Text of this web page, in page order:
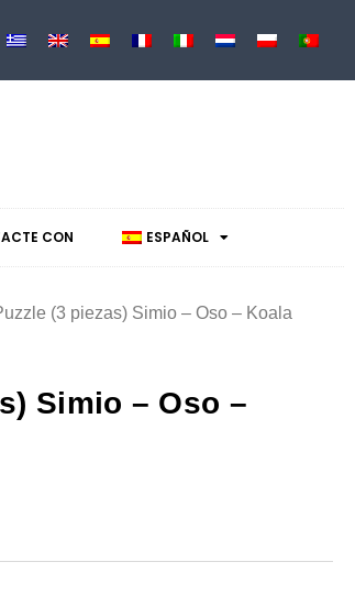
CON ESPAÑOL
(3 piezas) Simio – Oso – Koala
Simio – Oso –